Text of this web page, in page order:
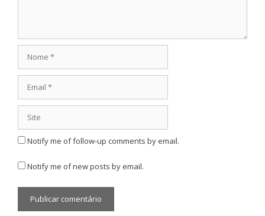
Notify me of follow-up comments by email.
Notify me of new posts by email.